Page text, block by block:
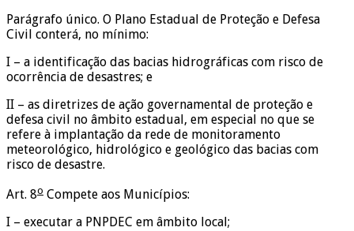
Parágrafo único. O Plano Estadual de Proteção e Defesa
Civil conterá, no mínimo:
I – a identificação das bacias hidrográficas com risco de
ocorrência de desastres; e
II – as diretrizes de ação governamental de proteção e
defesa civil no âmbito estadual, em especial no que se
refere à implantação da rede de monitoramento
meteorológico, hidrológico e geológico das bacias com
risco de desastre.
Art. 8o Compete aos Municípios:
I – executar a PNPDEC em âmbito local;